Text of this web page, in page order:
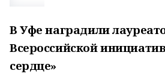
В Уфе наградили
Всероссийской
сердце»